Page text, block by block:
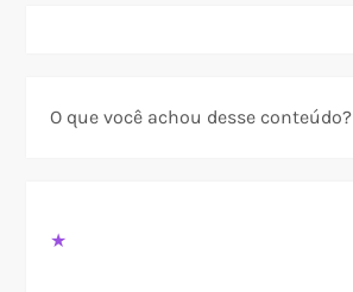
O que você achou desse conteúdo?
★